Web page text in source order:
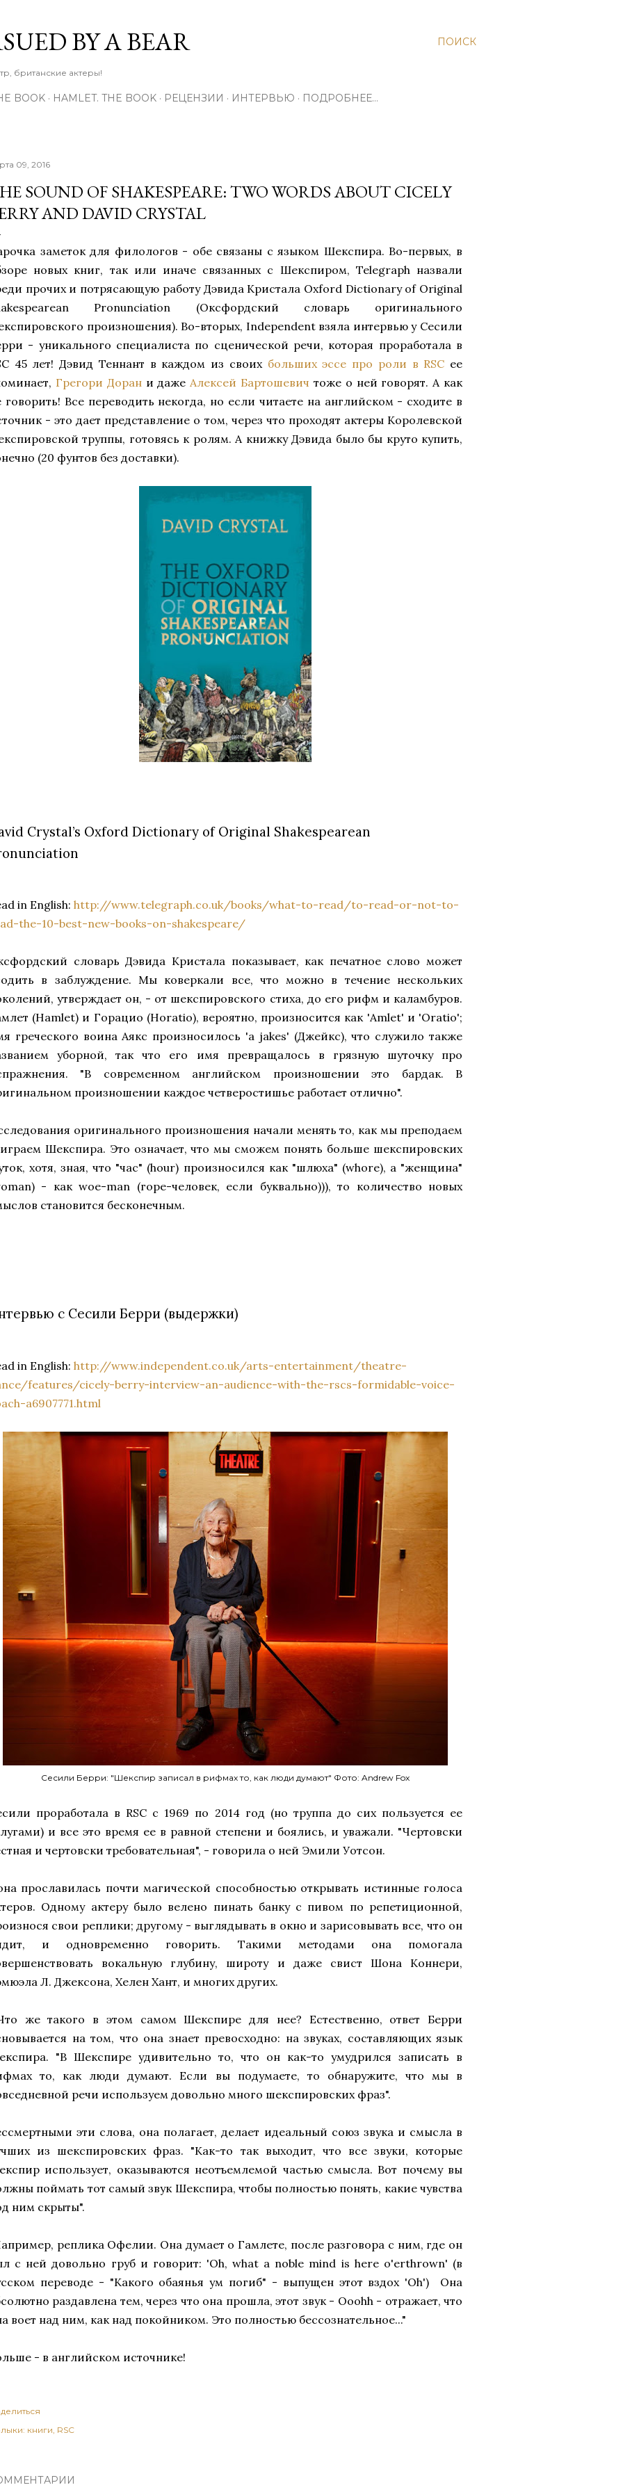
ПОИСК
BY A BEAR
британские актеры!
BOOK HAMLET. THE BOOK РЕЦЕНЗИИ ИНТЕРВЬЮ ПОДРОБНЕЕ…
09, 2016
SOUND OF SHAKESPEARE: TWO WORDS ABOUT CICELY
AND DAVID CRYSTAL
заметок для филологов - обе связаны с языком Шекспира. Во-первых, в
новых книг, так или иначе связанных с Шекспиром, Telegraph назвали
прочих и потрясающую работу Дэвида Кристала Oxford Dictionary of Original
Pronunciation (Оксфордский словарь оригинального
произношения). Во-вторых, Independent взяла интервью у Сесили
- уникального специалиста по сценической речи, которая проработала в
45 лет! Дэвид Теннант в каждом из своих больших эссе про роли в RSC ее
Грегори Дорани дажеАлексей Бартошевич тоже о ней говорят. А как
говорить! Все переводить некогда, но если читаете на английском - сходите в
- это дает представление о том, через что проходят актеры Королевской
труппы, готовясь к ролям. А книжку Дэвида было бы круто купить,
(20 фунтов без доставки).
Crystal’s Oxford Dictionary of Original Shakespearean
in English: http://www.telegraph.co.uk/books/what-to-read/to-read-or-not-to-
the-10-best-new-books-on-shakespeare/
словарь Дэвида Кристала показывает, как печатное слово может
в заблуждение. Мы коверкали все, что можно в течение нескольких
утверждает он, - от шекспировского стиха, до его рифм и каламбуров.
(Hamlet) и Горацио (Horatio), вероятно, произносится как 'Amlet' и 'Oratio';
греческого воина Аякс произносилось 'a jakes' (Джейкс), что служило также
уборной, так что его имя превращалось в грязную шуточку про
"В современном английском произношении это бардак. В
произношении каждое четверостишье работает отлично".
оригинального произношения начали менять то, как мы преподаем
Шекспира. Это означает, что мы сможем понять больше шекспировских
хотя, зная, что "час" (hour) произносился как "шлюха" (whore), а "женщина"
- как woe-man (горе-человек, если буквально))), то количество новых
становится бесконечным.
с Сесили Берри (выдержки)
in English: http://www.independent.co.uk/arts-entertainment/theatre-
features/cicely-berry-interview-an-audience-with-the-rscs-formidable-voice-
a6907771.html
Сесили Берри: "Шекспир записал в рифмах то, как люди думают" Фото: Andrew Fox
проработала в RSC с 1969 по 2014 год (но труппа до сих пользуется ее
и все это время ее в равной степени и боялись, и уважали. "Чертовски
и чертовски требовательная", - говорила о ней Эмили Уотсон.
прославилась почти магической способностью открывать истинные голоса
Одному актеру было велено пинать банку с пивом по репетиционной,
свои реплики; другому - выглядывать в окно и зарисовывать все, что он
и одновременно говорить. Такими методами она помогала
вокальную глубину, широту и даже свист Шона Коннери,
Л. Джексона, Хелен Хант, и многих других.
же такого в этом самом Шекспире для нее? Естественно, ответ Берри
на том, что она знает превосходно: на звуках, составляющих язык
"В Шекспире удивительно то, что он как-то умудрился записать в
то, как люди думают. Если вы подумаете, то обнаружите, что мы в
речи используем довольно много шекспировских фраз".
эти слова, она полагает, делает идеальный союз звука и смысла в
из шекспировских фраз. "Как-то так выходит, что все звуки, которые
использует, оказываются неотъемлемой частью смысла. Вот почему вы
поймать тот самый звук Шекспира, чтобы полностью понять, какие чувства
ним скрыты".
реплика Офелии. Она думает о Гамлете, после разговора с ним, где он
с ней довольно груб и говорит: 'Oh, what a noble mind is here o'erthrown' (в
переводе - "Какого обаянья ум погиб" - выпущен этот вздох 'Oh') Она
раздавлена тем, через что она прошла, этот звук - Ooohh - отражает, что
воет над ним, как над покойником. Это полностью бессознательное..."
- в английском источнике!
книги RSC